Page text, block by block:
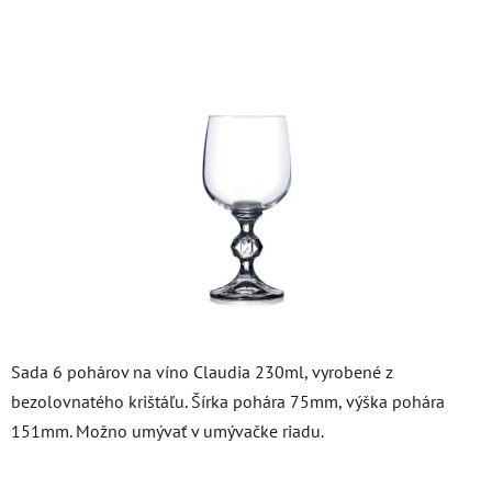
Sada 6 pohárov na víno Claudia 230ml, vyrobené z
bezolovnatého krištáľu. Šírka pohára 75mm, výška pohára
151mm. Možno umývať v umývačke riadu.